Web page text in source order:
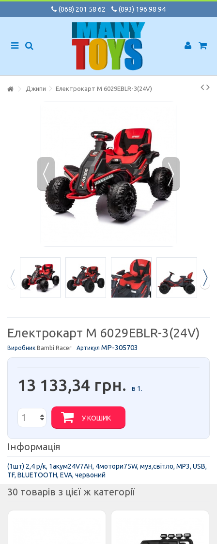
(068) 201 58 62 (093) 196 98 94
Джипи Електрокарт M 6029EBLR-3(24V)
Електрокарт M 6029EBLR-3(24V)
Виробник Bambi Racer Артикул MP-305703
13 133,34 грн. в 1.
У КОШИК
Інформація
(1шт) 2,4 р/к, 1акум24V7AH, 4мотори75W, муз,світло, MP3, USB,
TF, BLUETOOTH, EVA, червоний
30 товарів з цієї ж категорії